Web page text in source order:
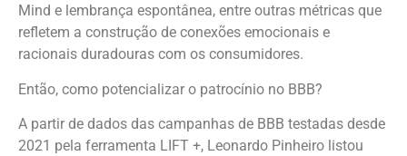
Mind e lembrança espontânea, entre outras métricas que
refletem a construção de conexões emocionais e
racionais duradouras com os consumidores.
Então, como potencializar o patrocínio no BBB?
A partir de dados das campanhas de BBB testadas desde
2021 pela ferramenta LIFT +, Leonardo Pinheiro listou